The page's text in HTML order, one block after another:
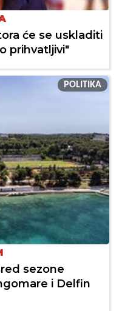
će se uskladiti
prihvatljivi"
POLITIKA
sezone
i Delfin